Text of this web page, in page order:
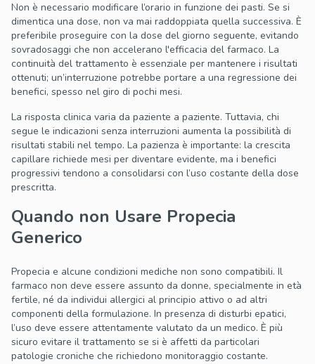
Non è necessario modificare l’orario in funzione dei pasti. Se si
dimentica una dose, non va mai raddoppiata quella successiva. È
preferibile proseguire con la dose del giorno seguente, evitando
sovradosaggi che non accelerano l'efficacia del farmaco. La
continuità del trattamento è essenziale per mantenere i risultati
ottenuti; un’interruzione potrebbe portare a una regressione dei
benefici, spesso nel giro di pochi mesi.
La risposta clinica varia da paziente a paziente. Tuttavia, chi
segue le indicazioni senza interruzioni aumenta la possibilità di
risultati stabili nel tempo. La pazienza è importante: la crescita
capillare richiede mesi per diventare evidente, ma i benefici
progressivi tendono a consolidarsi con l’uso costante della dose
prescritta.
Quando non Usare Propecia
Generico
Propecia e alcune condizioni mediche non sono compatibili. Il
farmaco non deve essere assunto da donne, specialmente in età
fertile, né da individui allergici al principio attivo o ad altri
componenti della formulazione. In presenza di disturbi epatici,
l’uso deve essere attentamente valutato da un medico. È più
sicuro evitare il trattamento se si è affetti da particolari
patologie croniche che richiedono monitoraggio costante.